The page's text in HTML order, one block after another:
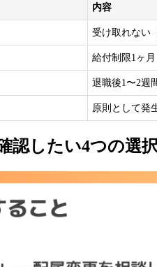
内容
受け取れない
給付制限1ヶ月
退職後1〜2週
原則として発
認したい4つの選